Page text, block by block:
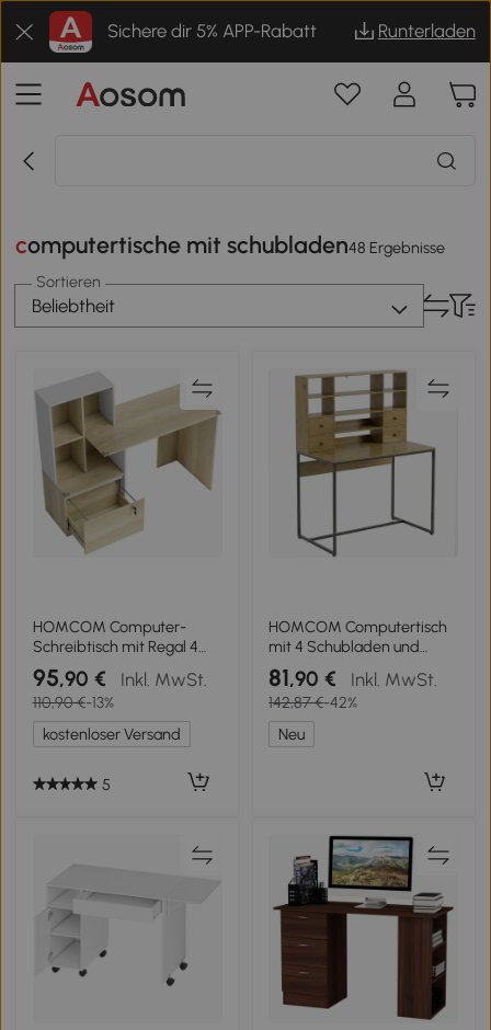
Sichere dir 5% APP-Rabatt Runterladen
computertische mit schubladen48 Ergebnisse
Sortieren
Beliebtheit
HOMCOM Computer-
Schreibtisch mit Regal 4
Fächer und abschließbarer
Hängeregister-Schublade,
126 x 50 x 109 cm, Eiche
und Weiß
95,90 € Inkl. MwSt.
110,90 €-13%
kostenloser Versand
5
HOMCOM Computertisch
mit 4 Schubladen und
Regalen, Schreibtisch 105
cm, Naturholz
81,90 € Inkl. MwSt.
142,87 €-42%
Neu